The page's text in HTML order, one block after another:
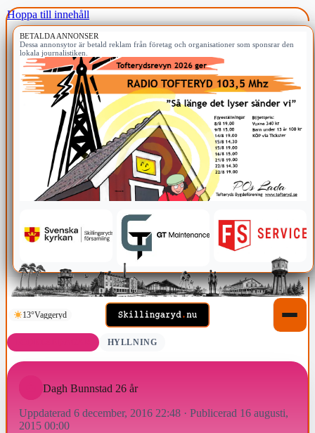
Hoppa till innehåll
BETALDA ANNONSER
Dessa annonsytor är betald reklam från företag och organisationer som sponsrar den
lokala journalistiken.
13°Vaggeryd
HYLLNING
Dagh Bunnstad 26 år
Uppdaterad 6 december, 2016 22:48 · Publicerad 16 augusti,
2015 00:00